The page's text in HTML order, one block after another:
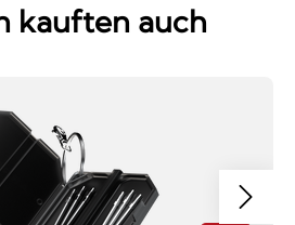
kauften auch